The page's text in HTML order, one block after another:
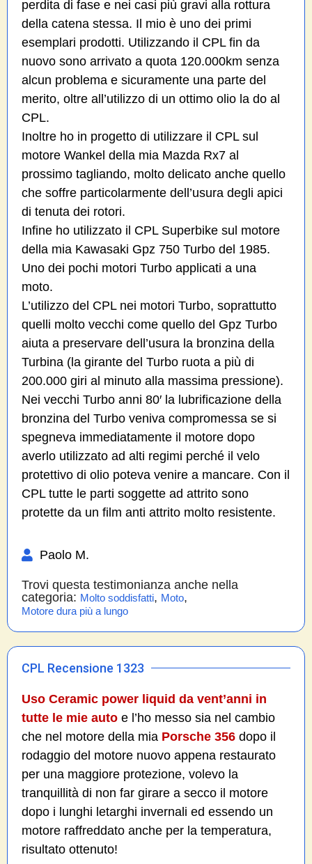
perdita di fase e nei casi più gravi alla rottura
della catena stessa. Il mio è uno dei primi
esemplari prodotti. Utilizzando il CPL fin da
nuovo sono arrivato a quota 120.000km senza
alcun problema e sicuramente una parte del
merito, oltre all’utilizzo di un ottimo olio la do al
CPL.
Inoltre ho in progetto di utilizzare il CPL sul
motore Wankel della mia Mazda Rx7 al
prossimo tagliando, molto delicato anche quello
che soffre particolarmente dell’usura degli apici
di tenuta dei rotori.
Infine ho utilizzato il CPL Superbike sul motore
della mia Kawasaki Gpz 750 Turbo del 1985.
Uno dei pochi motori Turbo applicati a una
moto.
L’utilizzo del CPL nei motori Turbo, soprattutto
quelli molto vecchi come quello del Gpz Turbo
aiuta a preservare dell’usura la bronzina della
Turbina (la girante del Turbo ruota a più di
200.000 giri al minuto alla massima pressione).
Nei vecchi Turbo anni 80′ la lubrificazione della
bronzina del Turbo veniva compromessa se si
spegneva immediatamente il motore dopo
averlo utilizzato ad alti regimi perché il velo
protettivo di olio poteva venire a mancare. Con il
CPL tutte le parti soggette ad attrito sono
protette da un film anti attrito molto resistente.
Paolo M.
Trovi questa testimonianza anche nella
categoria: Molto soddisfatti, Moto,
Motore dura più a lungo
CPL Recensione 1323
Uso Ceramic power liquid da vent’anni in
tutte le mie auto e l’ho messo sia nel cambio
che nel motore della mia Porsche 356 dopo il
rodaggio del motore nuovo appena restaurato
per una maggiore protezione, volevo la
tranquillità di non far girare a secco il motore
dopo i lunghi letarghi invernali ed essendo un
motore raffreddato anche per la temperatura,
risultato ottenuto!